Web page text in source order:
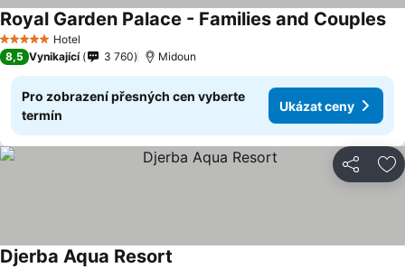
5 Počet hvězdiček
Hotel
Royal Garden Palace - Families and Couples
8,5 Vynikající 3 760 Midoun
Pro zobrazení přesných cen vyberte
termín
Ukázat ceny
Sdílet
Djerba Aqua Resort